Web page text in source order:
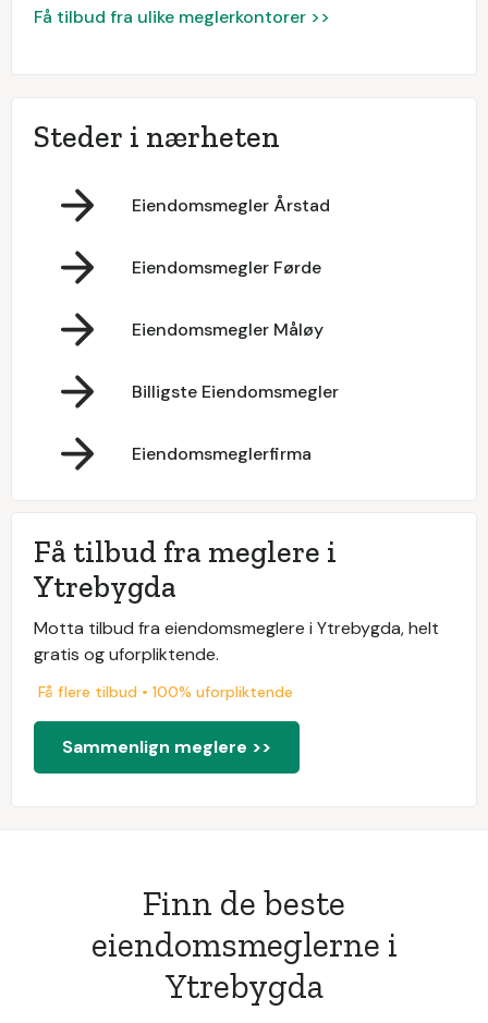
Få tilbud fra ulike meglerkontorer >>
Steder i nærheten
Eiendomsmegler Årstad
Eiendomsmegler Førde
Eiendomsmegler Måløy
Billigste Eiendomsmegler
Eiendomsmeglerfirma
Få tilbud fra meglere i
Ytrebygda
Motta tilbud fra eiendomsmeglere i Ytrebygda, helt
gratis og uforpliktende.
Få flere tilbud • 100% uforpliktende
Sammenlign meglere >>
Finn de beste
eiendomsmeglerne i
Ytrebygda